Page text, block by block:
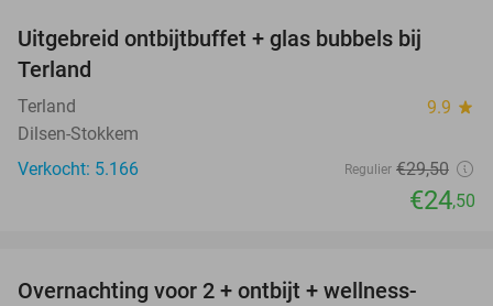
Uitgebreid ontbijtbuffet + glas bubbels bij
Terland
Terland 9.9 star
Dilsen-Stokkem
Verkocht: 5.166
Regulier €29,50
€24,50
Overnachting voor 2 + ontbijt + wellness-